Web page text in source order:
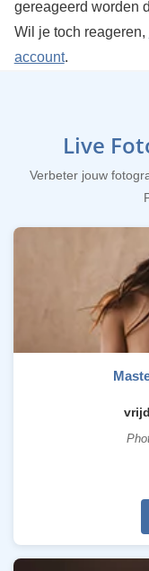
gereageerd worden
Wil je toch reageren,
account.
Live
Verbeter jouw